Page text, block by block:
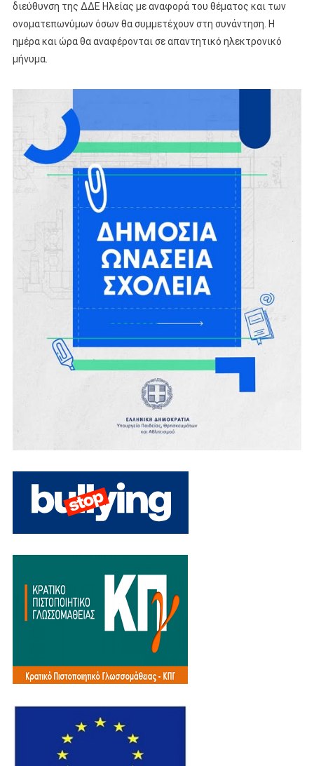
διεύθυνση της ΔΔΕ Ηλείας με αναφορά του θέματος και των
ονοματεπωνύμων όσων θα συμμετέχουν στη συνάντηση. Η
ημέρα και ώρα θα αναφέρονται σε απαντητικό ηλεκτρονικό
μήνυμα.